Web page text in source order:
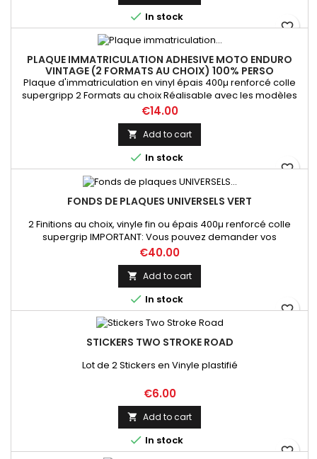
 In stock
favorite_border
PLAQUE IMMATRICULATION ADHESIVE MOTO ENDURO
VINTAGE (2 FORMATS AU CHOIX) 100% PERSO
Plaque d'immatriculation en vinyl épais 400µ renforcé colle
supergripp 2 Formats au choix Réalisable avec les modèles
présentés, ou personnalisable ( couleur, logo, département,
inscription bas de plaque...)
Price
€14.00
 Add to cart
 In stock
favorite_border
FONDS DE PLAQUES UNIVERSELS VERT
2 Finitions au choix, vinyle fin ou épais 400µ renforcé colle
supergrip IMPORTANT: Vous pouvez demander vos
dimensions précises par mail lors de votre commande sur ce
produit
Price
€40.00
 Add to cart
 In stock
favorite_border
STICKERS TWO STROKE ROAD
Lot de 2 Stickers en Vinyle plastifié
Price
€6.00
 Add to cart
 In stock
favorite_border